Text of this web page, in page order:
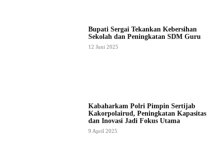
Bupati Sergai Tekankan Kebersihan
Sekolah dan Peningkatan SDM Guru
12 Juni 2025
Kabaharkam Polri Pimpin Sertijab
Kakorpolairud, Peningkatan Kapasitas
dan Inovasi Jadi Fokus Utama
9 April 2025